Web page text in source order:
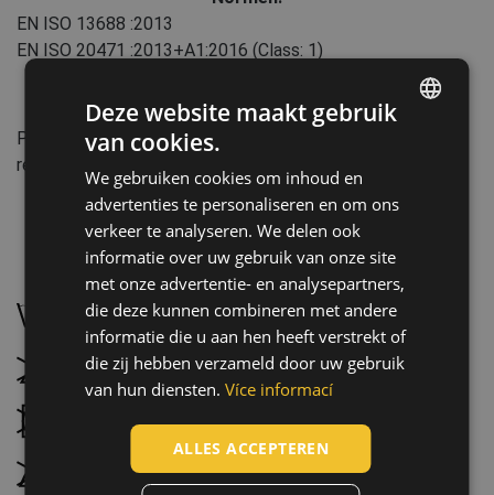
EN ISO 13688 :2013
EN ISO 20471 :2013+A1:2016 (Class: 1)
Kenmerken:
Pasvorm: Relax
reflexerende elementen
Onderhoud:
Wassen op 40 °C, normaal wasproces
Niet bleken
Droogtrommel niet mogelijk
Niet strijken
CZECH
SLOVAK
ROMANIAN
POLISH
GERMAN
SPANISH
Deze website maakt gebruik
van cookies.
We gebruiken cookies om inhoud en
advertenties te personaliseren en om ons
verkeer te analyseren. We delen ook
informatie over uw gebruik van onze site
met onze advertentie- en analysepartners,
die deze kunnen combineren met andere
informatie die u aan hen heeft verstrekt of
die zij hebben verzameld door uw gebruik
van hun diensten. Více informací
ALLES ACCEPTEREN